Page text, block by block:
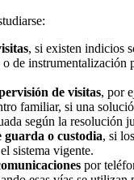
, si existen indicios
de instrumentalización
de visitas, por
familiar, si una
según la resolución
o custodia, si
sistema vigente.
por